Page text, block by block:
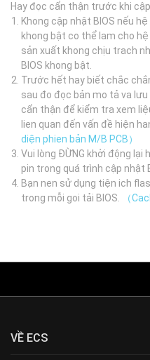
Hay đọc cẩn thận trước khi cập
Khong cập nhật BIOS nếu
khong bật co thể lam cho
sản xuất khong chịu trach
BIOS khong bật.
Trước hết hay biết chắc
sau đo đọc bản mo tả va
cẩn thận để kiểm tra xem
lien quan đến vấn đề hiện
diện phien bản M/B PCB）
Vui lòng ĐỪNG khởi động lại
pin trong quá trình cập nhật
Bạn nen sử dụng tiện ich
trong mỗi goi tải BIOS.
（
VỀ ECS